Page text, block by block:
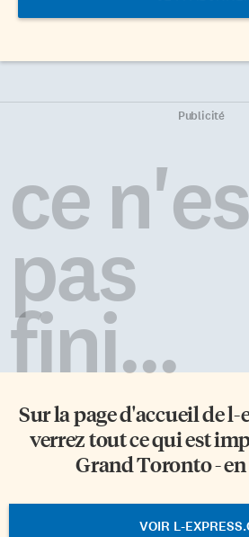
Publicité
ce
pas
fini...
Sur la page d'accueil del-
verrez tout ce qui est
Grand Toronto -
VOIR L-